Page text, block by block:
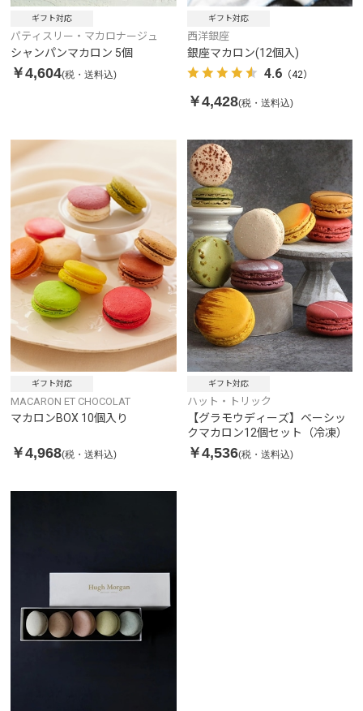
ギフト対応
パティスリー・マカロナージュ
シャンパンマカロン 5個
￥4,604(税・送料込)
ギフト対応
西洋銀座
銀座マカロン(12個入)
4.6（42）
￥4,428(税・送料込)
ギフト対応
MACARON ET CHOCOLAT
マカロンBOX 10個入り
￥4,968(税・送料込)
ギフト対応
ハット・トリック
【グラモウディーズ】ベーシッ
クマカロン12個セット（冷凍）
￥4,536(税・送料込)